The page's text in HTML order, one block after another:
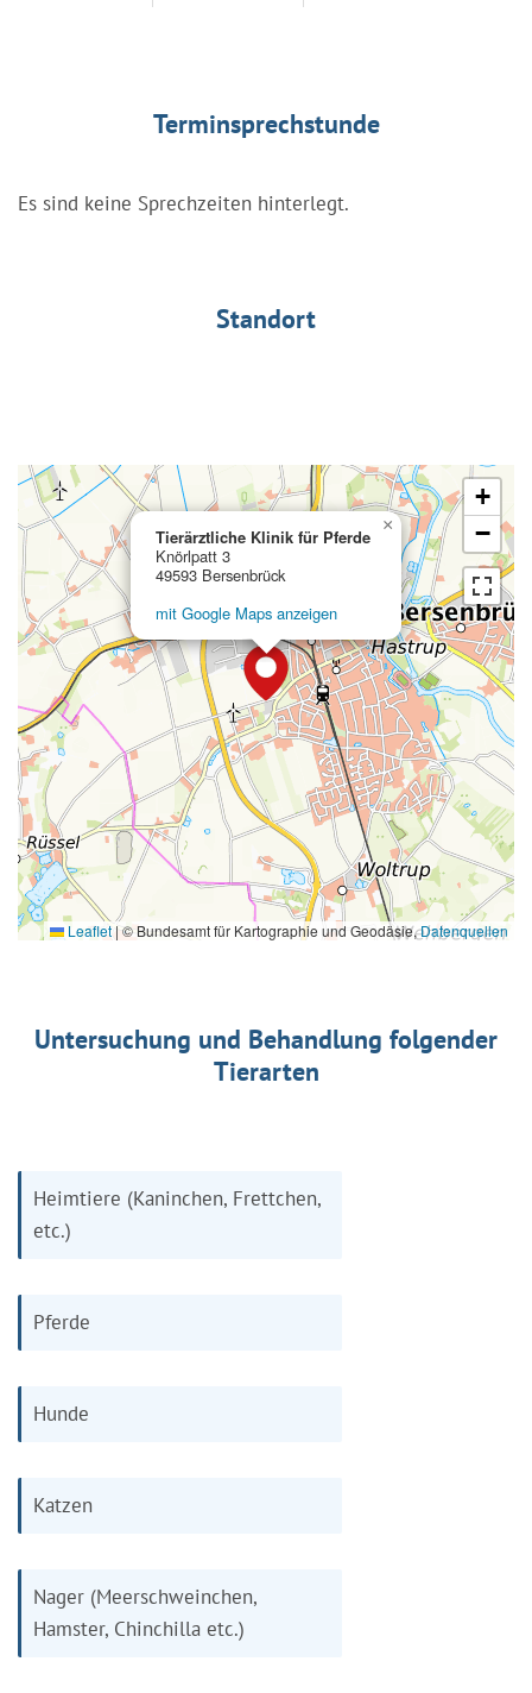
Terminsprechstunde
Es sind keine Sprechzeiten hinterlegt.
Standort
Tierärztliche Klinik für Pferde
Knörlpatt 3
49593 Bersenbrück
mit Google Maps anzeigen
×
+
−
Leaflet | © Bundesamt für Kartographie und Geodäsie,Datenquellen
Untersuchung und Behandlung folgender
Tierarten
Heimtiere (Kaninchen, Frettchen,
etc.)
Pferde
Hunde
Katzen
Nager (Meerschweinchen,
Hamster, Chinchilla etc.)